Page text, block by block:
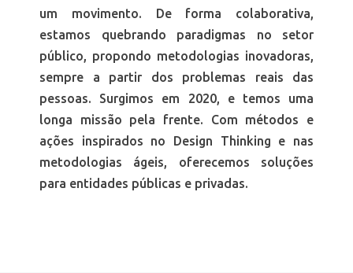
um movimento. De forma colaborativa,
estamos quebrando paradigmas no setor
público, propondo metodologias inovadoras,
sempre a partir dos problemas reais das
pessoas. Surgimos em 2020, e temos uma
longa missão pela frente. Com métodos e
ações inspirados no Design Thinking e nas
metodologias ágeis, oferecemos soluções
para entidades públicas e privadas.